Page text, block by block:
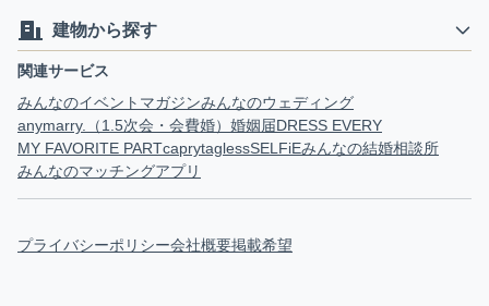
建物から探す
関連サービス
みんなのイベントマガジンみんなのウェディング
anymarry.（1.5次会・会費婚） 婚姻届DRESS EVERY
MY FAVORITE PARTcaprytaglessSELFiEみんなの結婚相談所
みんなのマッチングアプリ
プライバシーポリシー会社概要掲載希望